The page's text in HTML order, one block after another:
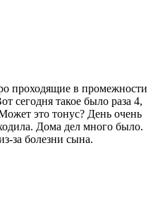
проходящие в промежности
сегодня такое было раза 4,
это тонус? День очень
Дома дел много было.
за болезни сына.